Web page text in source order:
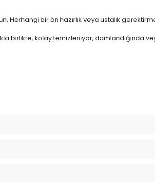
bir ön hazırlık veya ustalık
birlikte, kolay temizleniyor; damlandığında